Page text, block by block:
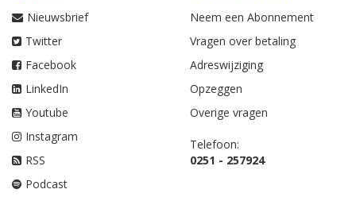
Nieuwsbrief
Twitter
Facebook
LinkedIn
Youtube
Instagram
RSS
Podcast
Neem een Abonnement
Vragen over betaling
Adreswijziging
Opzeggen
Overige vragen
Telefoon:
0251 - 257924